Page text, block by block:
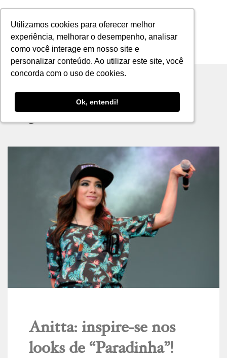
Utilizamos cookies para oferecer melhor
experiência, melhorar o desempenho, analisar
como você interage em nosso site e
personalizar conteúdo. Ao utilizar este site, você
concorda com o uso de cookies.
Ok, entendi!
Utilizamos cookies para oferecer melhor
experiência, melhorar o desempenho, analisar
como você interage em nosso site e
personalizar conteúdo. Ao utilizar este site, você
concorda com o uso de cookies.
Ok, entendi!
MENU
Tag archive: anitta
Anitta: inspire-se nos
looks de “Paradinha”!